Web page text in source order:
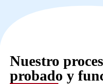
Nuestro
probado y